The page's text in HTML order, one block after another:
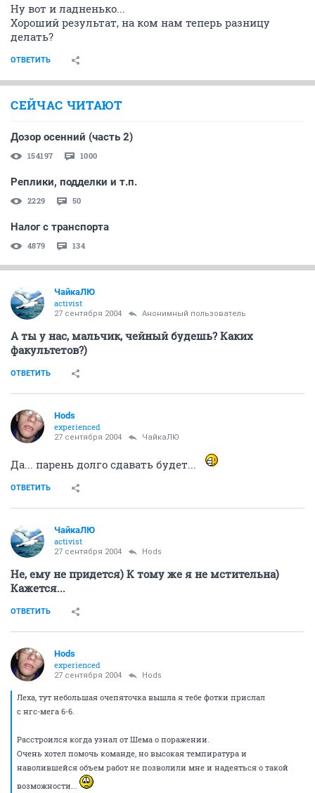
Ну вот и ладненько...
Хороший результат, на ком нам теперь разницу
делать?
ОТВЕТИТЬ
СЕЙЧАС ЧИТАЮТ
Дозор осенний (часть 2)
154197 1000
Реплики, подделки и т.п.
2229 50
Налог с транспорта
4879 134
ЧайкаЛЮ
activist
27 сентября 2004 Анонимный пользователь
А ты у нас, мальчик, чейный будешь? Каких
факультетов?)
ОТВЕТИТЬ
Hods
experienced
27 сентября 2004 ЧайкаЛЮ
Да... парень долго сдавать будет...
ОТВЕТИТЬ
ЧайкаЛЮ
activist
27 сентября 2004 Hods
Не, ему не придется) К тому же я не мстительна)
Кажется...
ОТВЕТИТЬ
Hods
experienced
27 сентября 2004 Hods
Леха, тут небольшая очепяточка вышла я тебе фотки прислал
с нгс-мега 6-6.
Расстроился когда узнал от Шема о поражении.
Очень хотел помочь команде, но высокая темпиратура и
наволившейся объем работ не позволили мне и надеяться о такой
возможности...